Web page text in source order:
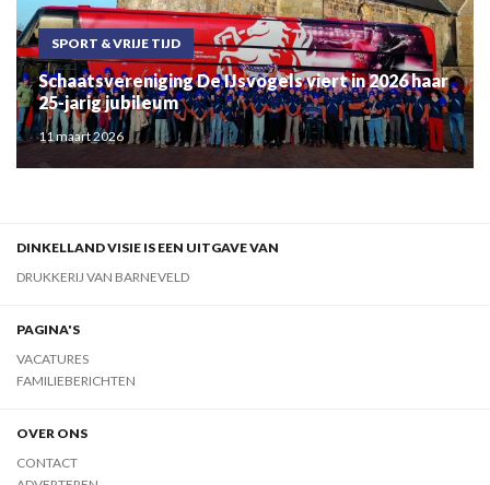
SPORT & VRIJE TIJD
Schaatsvereniging De IJsvogels viert in 2026 haar
25-jarig jubileum
11 maart 2026
DINKELLAND VISIE IS EEN UITGAVE VAN
DRUKKERIJ VAN BARNEVELD
PAGINA'S
VACATURES
FAMILIEBERICHTEN
OVER ONS
CONTACT